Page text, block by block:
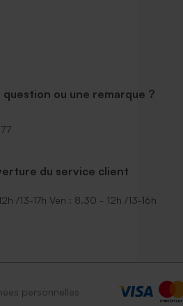
question ou une remarque ?
du service client
/13-17h Ven : 8.30 - 12h /13-16h
personnelles